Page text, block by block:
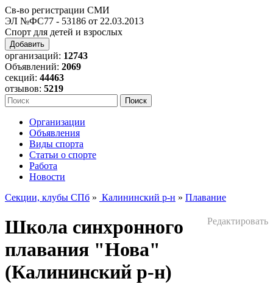
Св-во регистрации СМИ
ЭЛ №ФС77 - 53186 от 22.03.2013
Спорт для детей и взрослых
Добавить
организаций: 12743
Объявлений: 2069
секций: 44463
отзывов: 5219
Организации
Объявления
Виды спорта
Статьи о спорте
Работа
Новости
Секции, клубы СПб » Калининский р-н » Плавание
Редактировать
Школа синхронного
плавания "Нова"
(Калининский р-н)